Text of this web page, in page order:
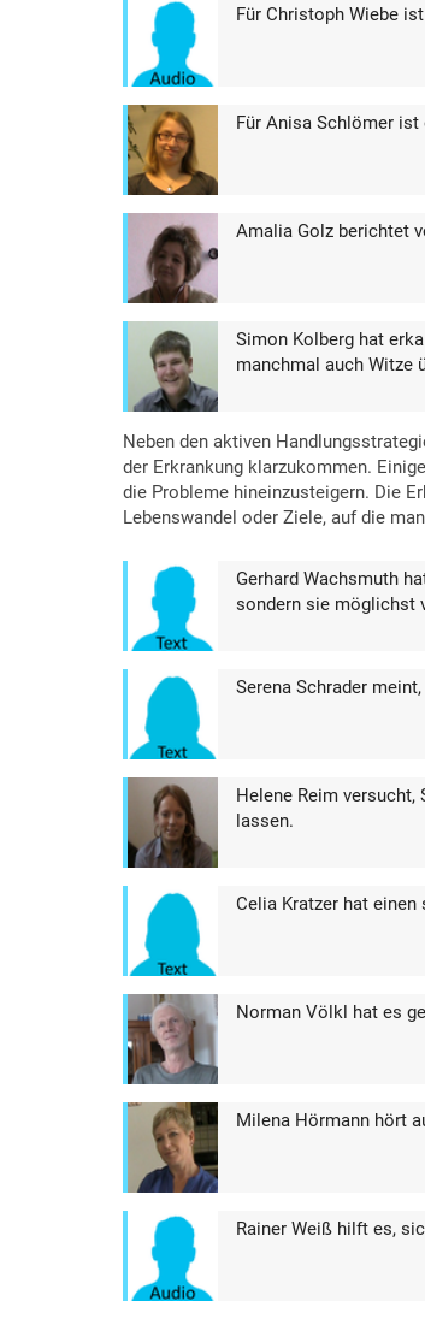
Für Christoph Wiebe
Für Anisa Schlömer ist
Amalia Golz berichtet
Simon Kolberg hat
manchmal auch Witze
Neben den aktiven
der Erkrankung klarzukommen.
die Probleme hineinzusteigern. Die
Lebenswandel oder Ziele, auf die
Gerhard Wachsmuth
sondern sie möglichst
Serena Schrader
Helene Reim versucht,
lassen.
Celia Kratzer hat
Norman Völkl hat es
Milena Hörmann hört
Rainer Weiß hilft es,